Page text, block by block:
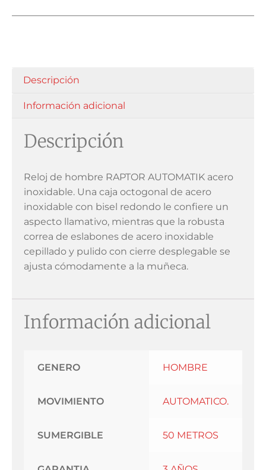
Descripción
Información adicional
Descripción
Reloj de hombre RAPTOR AUTOMATIK acero
inoxidable. Una caja octogonal de acero
inoxidable con bisel redondo le confiere un
aspecto llamativo, mientras que la robusta
correa de eslabones de acero inoxidable
cepillado y pulido con cierre desplegable se
ajusta cómodamente a la muñeca.
Información adicional
GENERO HOMBRE
MOVIMIENTO AUTOMATICO.
SUMERGIBLE 50 METROS